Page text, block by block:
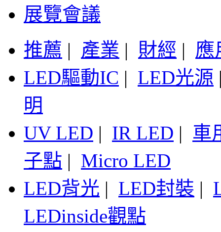
展覽會議
推薦 | 產業 | 財經 | 應
LED驅動IC | LED光源
明
UV LED | IR LED | 車
子點 | Micro LED
LED背光 | LED封裝 |
LEDinside觀點